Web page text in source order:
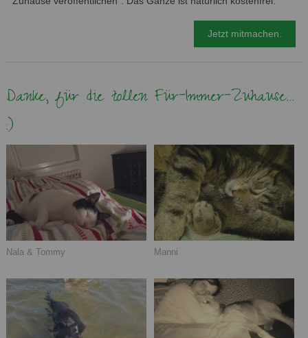
Jetzt mitmachen.
Danke, für die tollen Für-Immer-Zuhause...
:)
Nala & Tommy Manni